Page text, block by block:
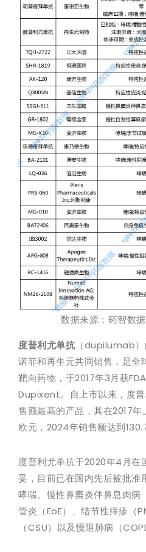
数据来源：药智数
度普利尤单抗 （dupilumab
诺菲和再生元共同销售，是全
靶向药物，于2017年3月获
Dupixent。自上市以来，度
售额最高的产品，其在2017
欧元，2024年销售额达到
度普利尤单抗于2020年4月在
妥，目前已在国内先后被批准
哮喘、慢性鼻窦炎伴鼻息肉病
管炎（EoE）、结节性痒疹（
（CSU）以及慢阻肺病（